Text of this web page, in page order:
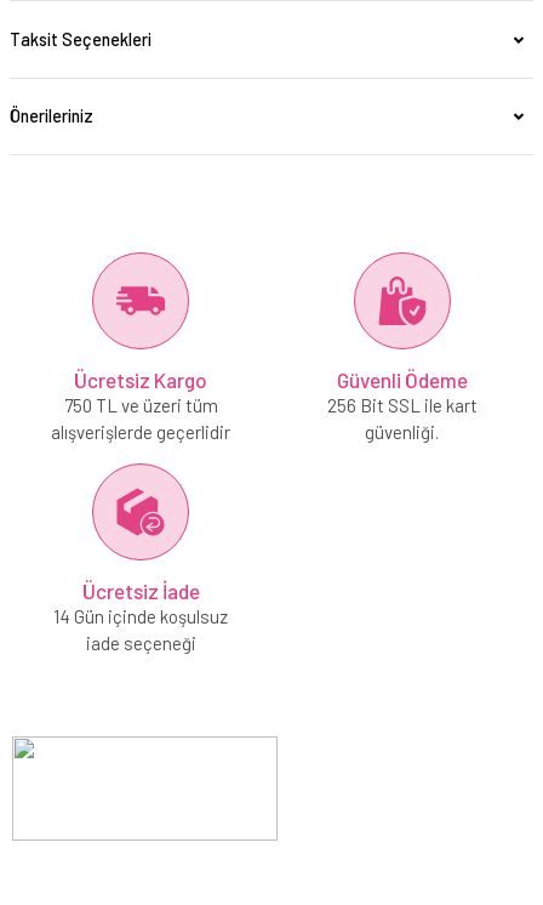
Taksit Seçenekleri
Önerileriniz
Ücretsiz Kargo
750 TL ve üzeri tüm
alışverişlerde geçerlidir
Güvenli Ödeme
256 Bit SSL ile kart
güvenliği.
Ücretsiz İade
14 Gün içinde koşulsuz
iade seçeneği